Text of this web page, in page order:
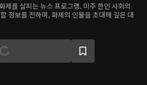
제를 살피는 뉴스 프로그램. 미주 한인 사회의
정보를 전하며, 화제의 인물을 초대해 깊은 대